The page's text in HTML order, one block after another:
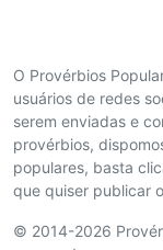
O Provérbios
usuários de redes
serem enviadas e
provérbios,
populares, basta
que quiser publicar
© 2014-2026